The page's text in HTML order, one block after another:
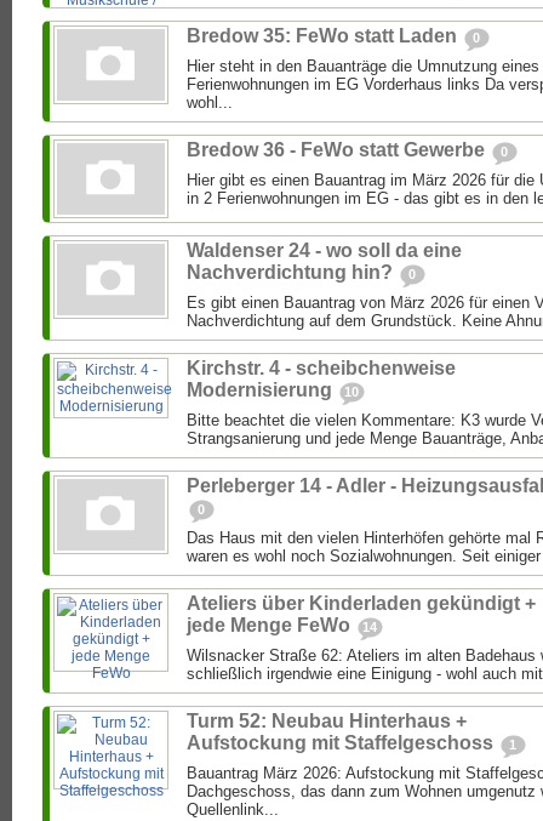
Bredow 35: FeWo statt Laden 0
Hier steht in den Bauanträge die Umnutzung
Ferienwohnungen im EG Vorderhaus links Da
wohl...
Bredow 36 - FeWo statt Gewerbe 0
Hier gibt es einen Bauantrag im März 2026 für die
in 2 Ferienwohnungen im EG - das gibt es in den
Waldenser 24 - wo soll da eine
Nachverdichtung hin?
0
Es gibt einen Bauantrag von März 2026 für einen
Nachverdichtung auf dem Grundstück. Keine
Kirchstr. 4 - scheibchenweise
Modernisierung
10
Bitte beachtet die vielen Kommentare: K3 wurde
Strangsanierung und jede Menge Bauanträge,
Perleberger 14 - Adler -
0
Das Haus mit den vielen Hinterhöfen gehörte mal
waren es wohl noch Sozialwohnungen. Seit
Ateliers über Kinderladen gekündigt +
jede Menge FeWo
14
Wilsnacker Straße 62: Ateliers im alten Badehaus
schließlich irgendwie eine Einigung - wohl auch
Turm 52: Neubau Hinterhaus +
Aufstockung mit Staffelgeschoss
1
Bauantrag März 2026: Aufstockung mit
Dachgeschoss, das dann zum Wohnen umgenutz
Quellenlink...